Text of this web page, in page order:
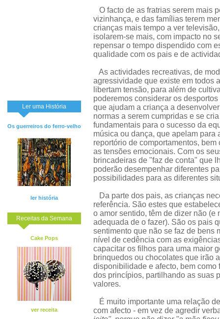
Ler uma História
Os guerreiros do ferro-velho
ler história
Receitas da Semana
Cake Pops
ver receita
O facto de as fratrias serem mais
vizinhança, e das famílias terem
crianças mais tempo a ver
isolarem-se mais, com impacto no
repensar o tempo dispendido com
qualidade com os pais e de
As actividades recreativas, de
agressividade que existe em todos
libertam tensão, para além de
poderemos considerar os
que ajudam a criança a
normas a serem cumpridas e se
fundamentais para o sucesso da
música ou dança, que apelam para
reportório de comportamentos,
as tensões emocionais. Com os
brincadeiras de "faz de conta" que
poderão desempenhar diferentes
possibilidades para as diferentes
Da parte dos pais, as crianças
referência. São estes que
o amor sentido, têm de dizer não (e
adequada de o fazer). São os pais
sentimento que não se faz de bens
nível de cedência com as
capacitar os filhos para uma maior
brinquedos ou chocolates que irão
disponibilidade e afecto, bem
dos princípios, partilhando as suas
valores.
É muito importante uma relação
com afecto - em vez de agredir